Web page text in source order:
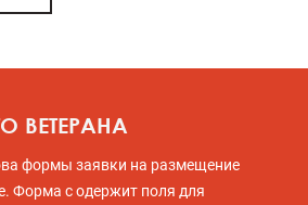
ВЕТЕРАНА
формы заявки на размещение
Форма с одержит поля для